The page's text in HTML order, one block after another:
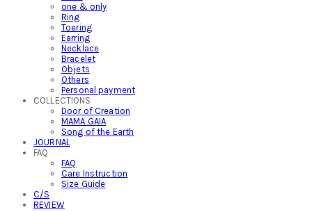
one & only
Ring
Toering
Earring
Necklace
Bracelet
Objets
Others
Personal payment
COLLECTIONS
Door of Creation
MAMA GAIA
Song of the Earth
JOURNAL
FAQ
FAQ
Care Instruction
Size Guide
C/S
REVIEW